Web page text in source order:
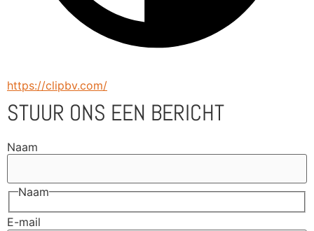
https://clipbv.com/
STUUR ONS EEN BERICHT
Naam
Naam
E-mail